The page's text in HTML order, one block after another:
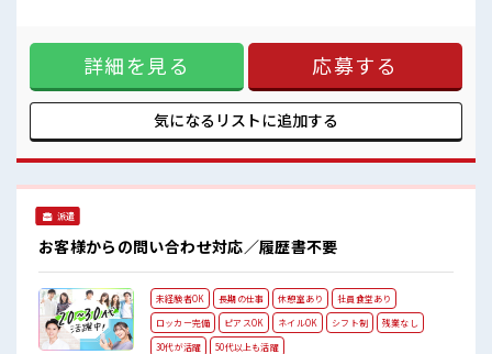
高収入もバッチリ目指せますよ！
るすぎたり奇抜でなければ基本的に自由！ (規定有)≪ラクラ
ク制服アリ≫ 制服があるので、 毎日の服装の悩み解消♪ ≪未
経験OKの仕事≫ 新しいことにチャレンジするのは不安だけ
ど、 しっかり働く環境が整っています！ イチからスキルUP・
ステップUP目指していきましょう！ ■職場の雰囲気 明るすぎ
たり奇抜過ぎなければヘアカラーOK！ 活気あふれる20代活
☆ 高収入もバッチリ目指せますよ！
詳細を見る 応募する
気になるリストに追加する
派遣
お客様からの問い合わせ対応／履歴書不要
未経験者OK 長期の仕事 休憩室あり
社員食堂あり
ロッカー完備
ピアスOK ネイルOK シフト制
残業なし
30代が活躍
50代以上も活躍